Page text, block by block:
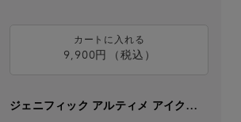
カートに入れる
9,900円 （税込）
ジェニフィック アルティメ アイクリー